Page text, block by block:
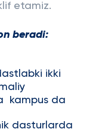
etamiz.
beradi:
ikki
kampus da
dasturlarda